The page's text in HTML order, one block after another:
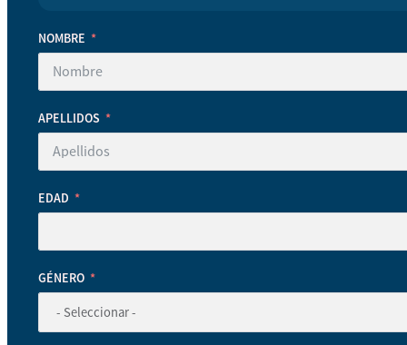
NOMBRE
APELLIDOS
EDAD
GÉNERO